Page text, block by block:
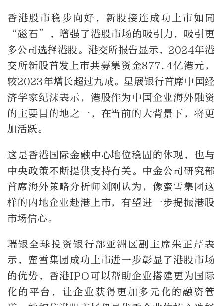
香港股市稳步向好，新股接连成功上市如同
“磁石”，增强了港股市场的吸引力，吸引更
多公司选择港股。港交所报告显示，2024年港
交所新股首发上市共募集资金877.4亿港元，
较2023年增长超过九成。星展银行首席中国经
济学家纪沫表示，港股作为中国企业海外融资
的主要目的地之一，在当前的大背景下，将更
加活跃。
这是香港国际金融中心地位稳固的体现，也与
中央政策不断提供支持有关。中金公司研究部
首席海外策略分析师刘刚认为，像蜜雪集团这
样的内地企业赴港上市，有望进一步提振港股
市场信心。
瑞银全球投资银行部亚洲区副主席朱正芹表
示，蜜雪集团成功上市进一步彰显了港股市场
的优势，香港IPO可以帮助企业搭建更为国际
化的平台，让企业获得更加多元化的融资管